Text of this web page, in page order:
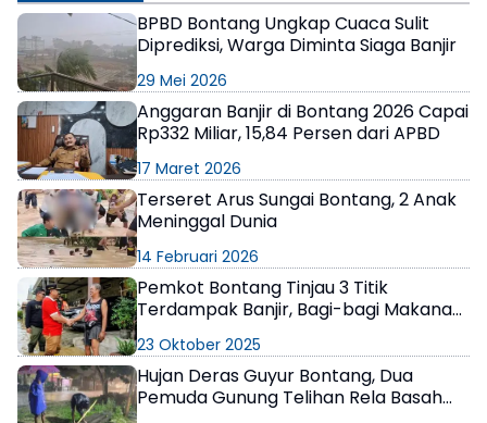
BPBD Bontang Ungkap Cuaca Sulit
Diprediksi, Warga Diminta Siaga Banjir
29 Mei 2026
Anggaran Banjir di Bontang 2026 Capai
Rp332 Miliar, 15,84 Persen dari APBD
17 Maret 2026
Terseret Arus Sungai Bontang, 2 Anak
Meninggal Dunia
14 Februari 2026
Pemkot Bontang Tinjau 3 Titik
Terdampak Banjir, Bagi-bagi Makanan
23 Oktober 2025
Hujan Deras Guyur Bontang, Dua
Pemuda Gunung Telihan Rela Basah